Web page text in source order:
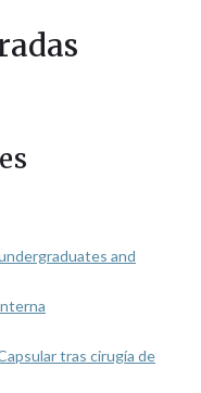
and
tras cirugía de